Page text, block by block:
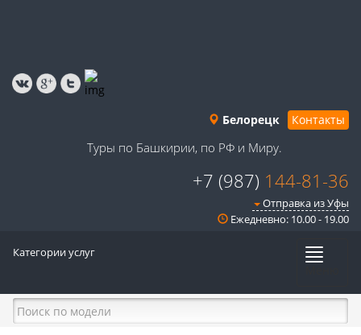
Белорецк Контакты
Туры по Башкирии, по РФ и Миру.
+7 (987) 144-81-36
Отправка из Уфы
Ежедневно: 10.00 - 19.00
Категории услуг